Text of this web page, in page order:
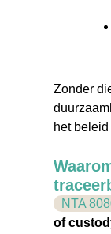
Zonder
het
NTA
of